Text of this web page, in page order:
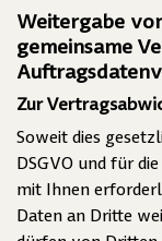
Weitergabe
gemeinsame
Zur
Soweit dies
DSGVO und für
mit Ihnen
Daten an Dritte